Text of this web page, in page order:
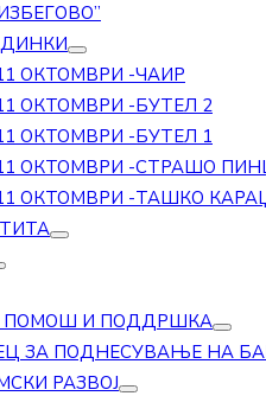
ОКТОМВРИ -ЧАИР
ОКТОМВРИ -БУТЕЛ 2
ОКТОМВРИ -БУТЕЛ 1
ОКТОМВРИ -СТРАШО
ОКТОМВРИ -ТАШКО
ПОМОШ И ПОДДРШКА
ЗА ПОДНЕСУВАЊЕ НА
РАЗВОЈ